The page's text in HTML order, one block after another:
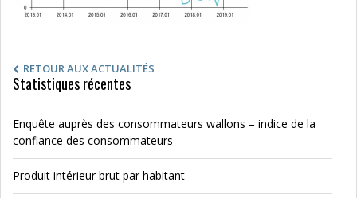
RETOUR AUX ACTUALITÉS
Statistiques récentes
Enquête auprès des consommateurs wallons – indice de la
confiance des consommateurs
Produit intérieur brut par habitant